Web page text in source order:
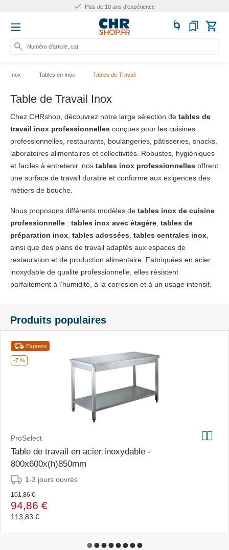
Numéro d'article, catégorie ou
Inox Tables en Inox Tables de Travail
Table de Travail Inox
Chez CHRshop, découvrez notre large sélection de tables de
travail inox professionnelles conçues pour les cuisines
professionnelles, restaurants, boulangeries, pâtisseries, snacks,
laboratoires alimentaires et collectivités. Robustes, hygiéniques
et faciles à entretenir, nos tables inox professionnelles offrent
une surface de travail durable et conforme aux exigences des
métiers de bouche.
Nous proposons différents modèles de tables inox de cuisine
professionnelle : tables inox avec étagère tables de
préparation inox tables adossées tables centrales inox
ainsi que des plans de travail adaptés aux espaces de
restauration et de production alimentaire. Fabriquées en acier
inoxydable de qualité professionnelle, elles résistent
parfaitement à l’humidité, à la corrosion et à un usage intensif.
Produits populaires
-7 %
Express
ProSelect
Table de travail en acier inoxydable -
800x600x(h)850mm
1-3 jours ouvrés
101,86 €
94,86 €
113,83 €